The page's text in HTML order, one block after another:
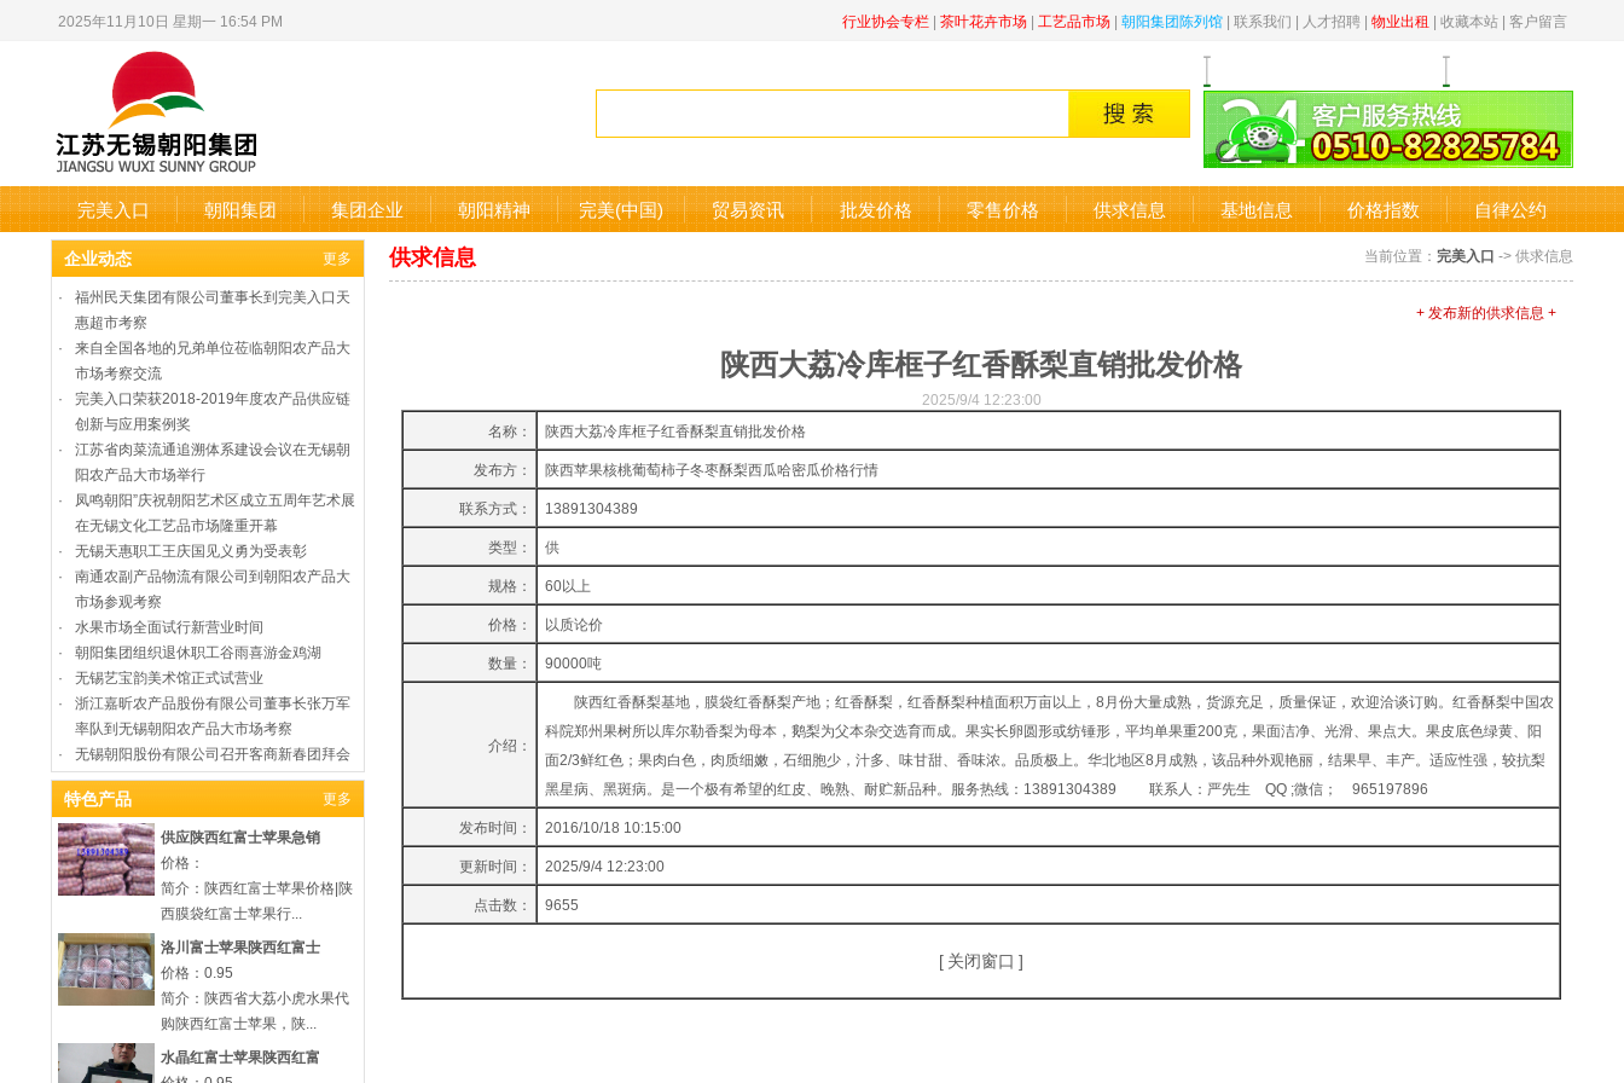
2025年11月10日 星期一 16:54 PM 行业协会专栏 | 茶叶花卉市场 | 工艺品市场 | 朝阳集团陈列馆 | 联系我们 | 人才招聘 | 物业出租 | 收藏本站 | 客户留言
完美入口 朝阳集团 集团企业 朝阳精神 完美(中国) 贸易资讯 批发价格 零售价格 供求信息 基地信息 价格指数 自律公约
企业动态
更多
·
福州民天集团有限公司董事长到完美入口天
惠超市考察
·
来自全国各地的兄弟单位莅临朝阳农产品大
市场考察交流
·
完美入口荣获2018-2019年度农产品供应链
创新与应用案例奖
·
江苏省肉菜流通追溯体系建设会议在无锡朝
阳农产品大市场举行
·
凤鸣朝阳”庆祝朝阳艺术区成立五周年艺术展
在无锡文化工艺品市场隆重开幕
·
无锡天惠职工王庆国见义勇为受表彰
·
南通农副产品物流有限公司到朝阳农产品大
市场参观考察
·
水果市场全面试行新营业时间
·
朝阳集团组织退休职工谷雨喜游金鸡湖
·
无锡艺宝韵美术馆正式试营业
·
浙江嘉昕农产品股份有限公司董事长张万军
率队到无锡朝阳农产品大市场考察
·
无锡朝阳股份有限公司召开客商新春团拜会
特色产品
更多
供应陕西红富士苹果急销
价格：
简介：陕西红富士苹果价格|陕
西膜袋红富士苹果行...
洛川富士苹果陕西红富士
价格：0.95
简介：陕西省大荔小虎水果代
购陕西红富士苹果，陕...
水晶红富士苹果陕西红富
供求信息 当前位置： 完美入口 -> 供求信息
+ 发布新的供求信息 +
陕西大荔冷库框子红香酥梨直销批发价格
2025/9/4 12:23:00
名称：
陕西大荔冷库框子红香酥梨直销批发价格
发布方：
陕西苹果核桃葡萄柿子冬枣酥梨西瓜哈密瓜价格行情
联系方式：
13891304389
类型：
供
规格：
60以上
价格：
以质论价
数量：
90000吨
介绍：
陕西红香酥梨基地，膜袋红香酥梨产地；红香酥梨，红香酥梨种植面积万亩以上，8月份大量成熟，货源充足，质量保证，欢迎洽谈订购。红香酥梨中国农
科院郑州果树所以库尔勒香梨为母本，鹅梨为父本杂交选育而成。果实长卵圆形或纺锤形，平均单果重200克，果面洁净、光滑、果点大。果皮底色绿黄、阳
面2/3鲜红色；果肉白色，肉质细嫩，石细胞少，汁多、味甘甜、香味浓。品质极上。华北地区8月成熟，该品种外观艳丽，结果早、丰产。适应性强，较抗梨
黑星病、黑斑病。是一个极有希望的红皮、晚熟、耐贮新品种。服务热线：13891304389 联系人：严先生 QQ ;微信； 965197896
发布时间：
2016/10/18 10:15:00
更新时间：
2025/9/4 12:23:00
点击数：
9655
[ 关闭窗口 ]